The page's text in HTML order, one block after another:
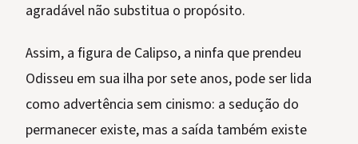
agradável não substitua o propósito.
Assim, a figura de Calipso, a ninfa que prendeu
Odisseu em sua ilha por sete anos, pode ser lida
como advertência sem cinismo: a sedução do
permanecer existe, mas a saída também existe